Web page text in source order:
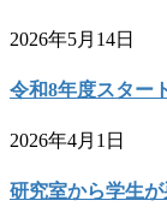
2026年5月14日
令和8年度スター
2026年4月1日
研究室から学生